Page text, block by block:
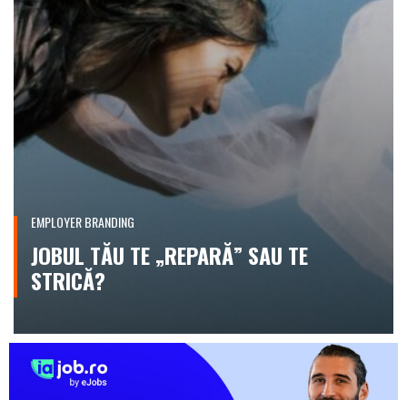
EMPLOYER BRANDING
JOBUL TĂU TE „REPARĂ” SAU TE
STRICĂ?